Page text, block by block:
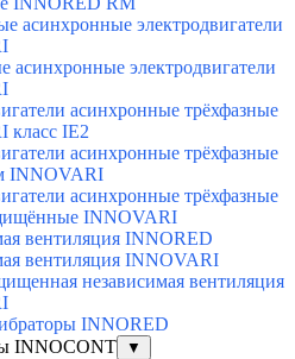
асинхронные электродвигатели
асинхронные электродвигатели
асинхронные трёхфазные
класс IE2
асинхронные трёхфазные
INNOVARI
асинхронные трёхфазные
INNOVARI
вентиляция INNORED
вентиляция INNOVARI
независимая вентиляция
INNORED
INNOCONT
▼